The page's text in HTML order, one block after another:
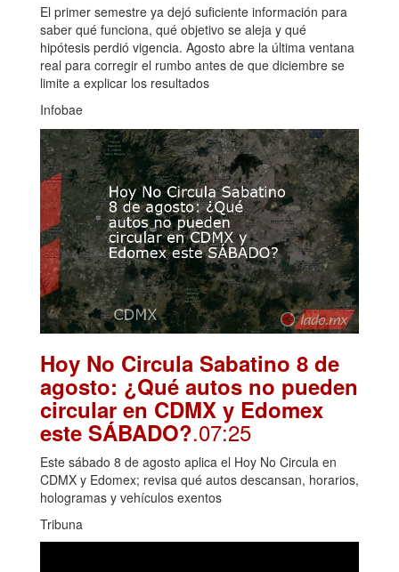
El primer semestre ya dejó suficiente información para
saber qué funciona, qué objetivo se aleja y qué
hipótesis perdió vigencia. Agosto abre la última ventana
real para corregir el rumbo antes de que diciembre se
limite a explicar los resultados
Infobae
Hoy No Circula Sabatino 8 de
agosto: ¿Qué autos no pueden
circular en CDMX y Edomex
este SÁBADO?.07:25
Este sábado 8 de agosto aplica el Hoy No Circula en
CDMX y Edomex; revisa qué autos descansan, horarios,
hologramas y vehículos exentos
Tribuna